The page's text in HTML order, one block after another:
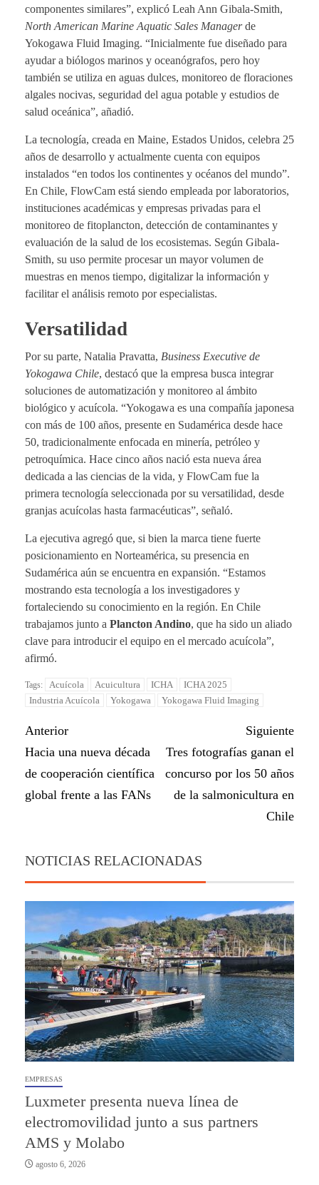
componentes similares”, explicó Leah Ann Gibala-Smith,
North American Marine Aquatic Sales Managerde
Yokogawa Fluid Imaging. “Inicialmente fue diseñado para
ayudar a biólogos marinos y oceanógrafos, pero hoy
también se utiliza en aguas dulces, monitoreo de floraciones
algales nocivas, seguridad del agua potable y estudios de
salud oceánica”, añadió.
La tecnología, creada en Maine, Estados Unidos, celebra 25
años de desarrollo y actualmente cuenta con equipos
instalados “en todos los continentes y océanos del mundo”.
En Chile, FlowCam está siendo empleada por laboratorios,
instituciones académicas y empresas privadas para el
monitoreo de fitoplancton, detección de contaminantes y
evaluación de la salud de los ecosistemas. Según Gibala-
Smith, su uso permite procesar un mayor volumen de
muestras en menos tiempo, digitalizar la información y
facilitar el análisis remoto por especialistas.
Versatilidad
Por su parte, Natalia Pravatta, Business Executive de
Yokogawa Chile, destacó que la empresa busca integrar
soluciones de automatización y monitoreo al ámbito
biológico y acuícola. “Yokogawa es una compañía japonesa
con más de 100 años, presente en Sudamérica desde hace
50, tradicionalmente enfocada en minería, petróleo y
petroquímica. Hace cinco años nació esta nueva área
dedicada a las ciencias de la vida, y FlowCam fue la
primera tecnología seleccionada por su versatilidad, desde
granjas acuícolas hasta farmacéuticas”, señaló.
La ejecutiva agregó que, si bien la marca tiene fuerte
posicionamiento en Norteamérica, su presencia en
Sudamérica aún se encuentra en expansión. “Estamos
mostrando esta tecnología a los investigadores y
fortaleciendo su conocimiento en la región. En Chile
trabajamos junto a Plancton Andino, que ha sido un aliado
clave para introducir el equipo en el mercado acuícola”,
afirmó.
Tags: Acuícola Acuicultura ICHA
ICHA 2025
Industria Acuícola
Yokogawa Yokogawa Fluid Imaging
Anterior
Hacia una nueva década
de cooperación científica
global frente a las FANs
Siguiente
Tres fotografías ganan el
concurso por los 50 años
de la salmonicultura en
Chile
NOTICIAS RELACIONADAS
EMPRESAS
Luxmeter presenta nueva línea de
electromovilidad junto a sus partners
AMS y Molabo
agosto 6, 2026